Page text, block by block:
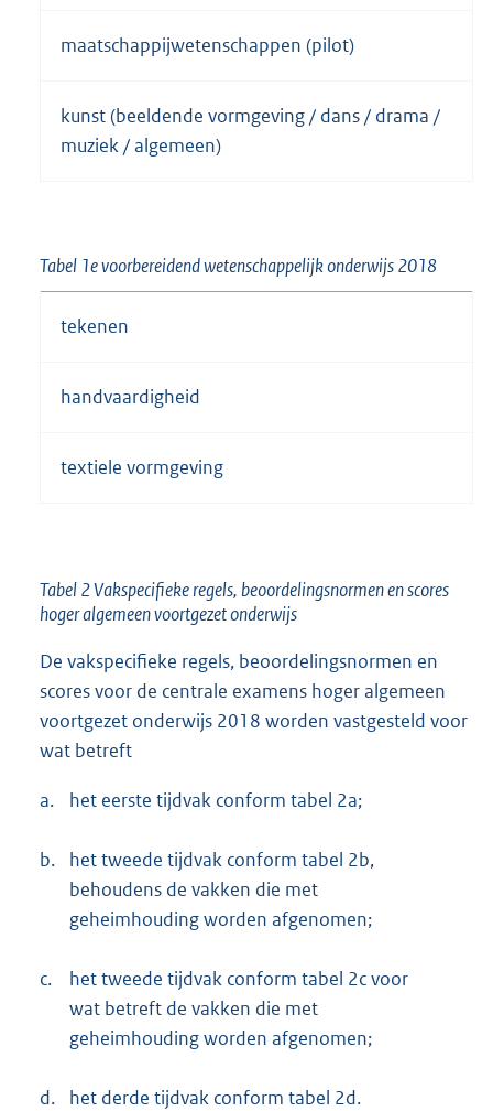
maatschappijwetenschappen (pilot)
kunst (beeldende vormgeving / dans / drama /
muziek / algemeen)
Tabel 1e voorbereidend wetenschappelijk onderwijs 2018
tekenen
handvaardigheid
textiele vormgeving
Tabel 2 Vakspecifieke regels, beoordelingsnormen en scores
hoger algemeen voortgezet onderwijs
De vakspecifieke regels, beoordelingsnormen en
scores voor de centrale examens hoger algemeen
voortgezet onderwijs 2018 worden vastgesteld voor
wat betreft
a. het eerste tijdvak conform tabel 2a;
b.
het tweede tijdvak conform tabel 2b,
behoudens de vakken die met
geheimhouding worden afgenomen;
c.
het tweede tijdvak conform tabel 2c voor
wat betreft de vakken die met
geheimhouding worden afgenomen;
d. het derde tijdvak conform tabel 2d.